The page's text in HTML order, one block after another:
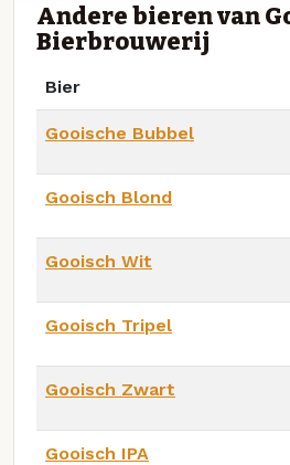
Andere bieren van
Bierbrouwerij
Bier
Gooische Bubbel
Gooisch Blond
Gooisch Wit
Gooisch Tripel
Gooisch Zwart
Gooisch IPA